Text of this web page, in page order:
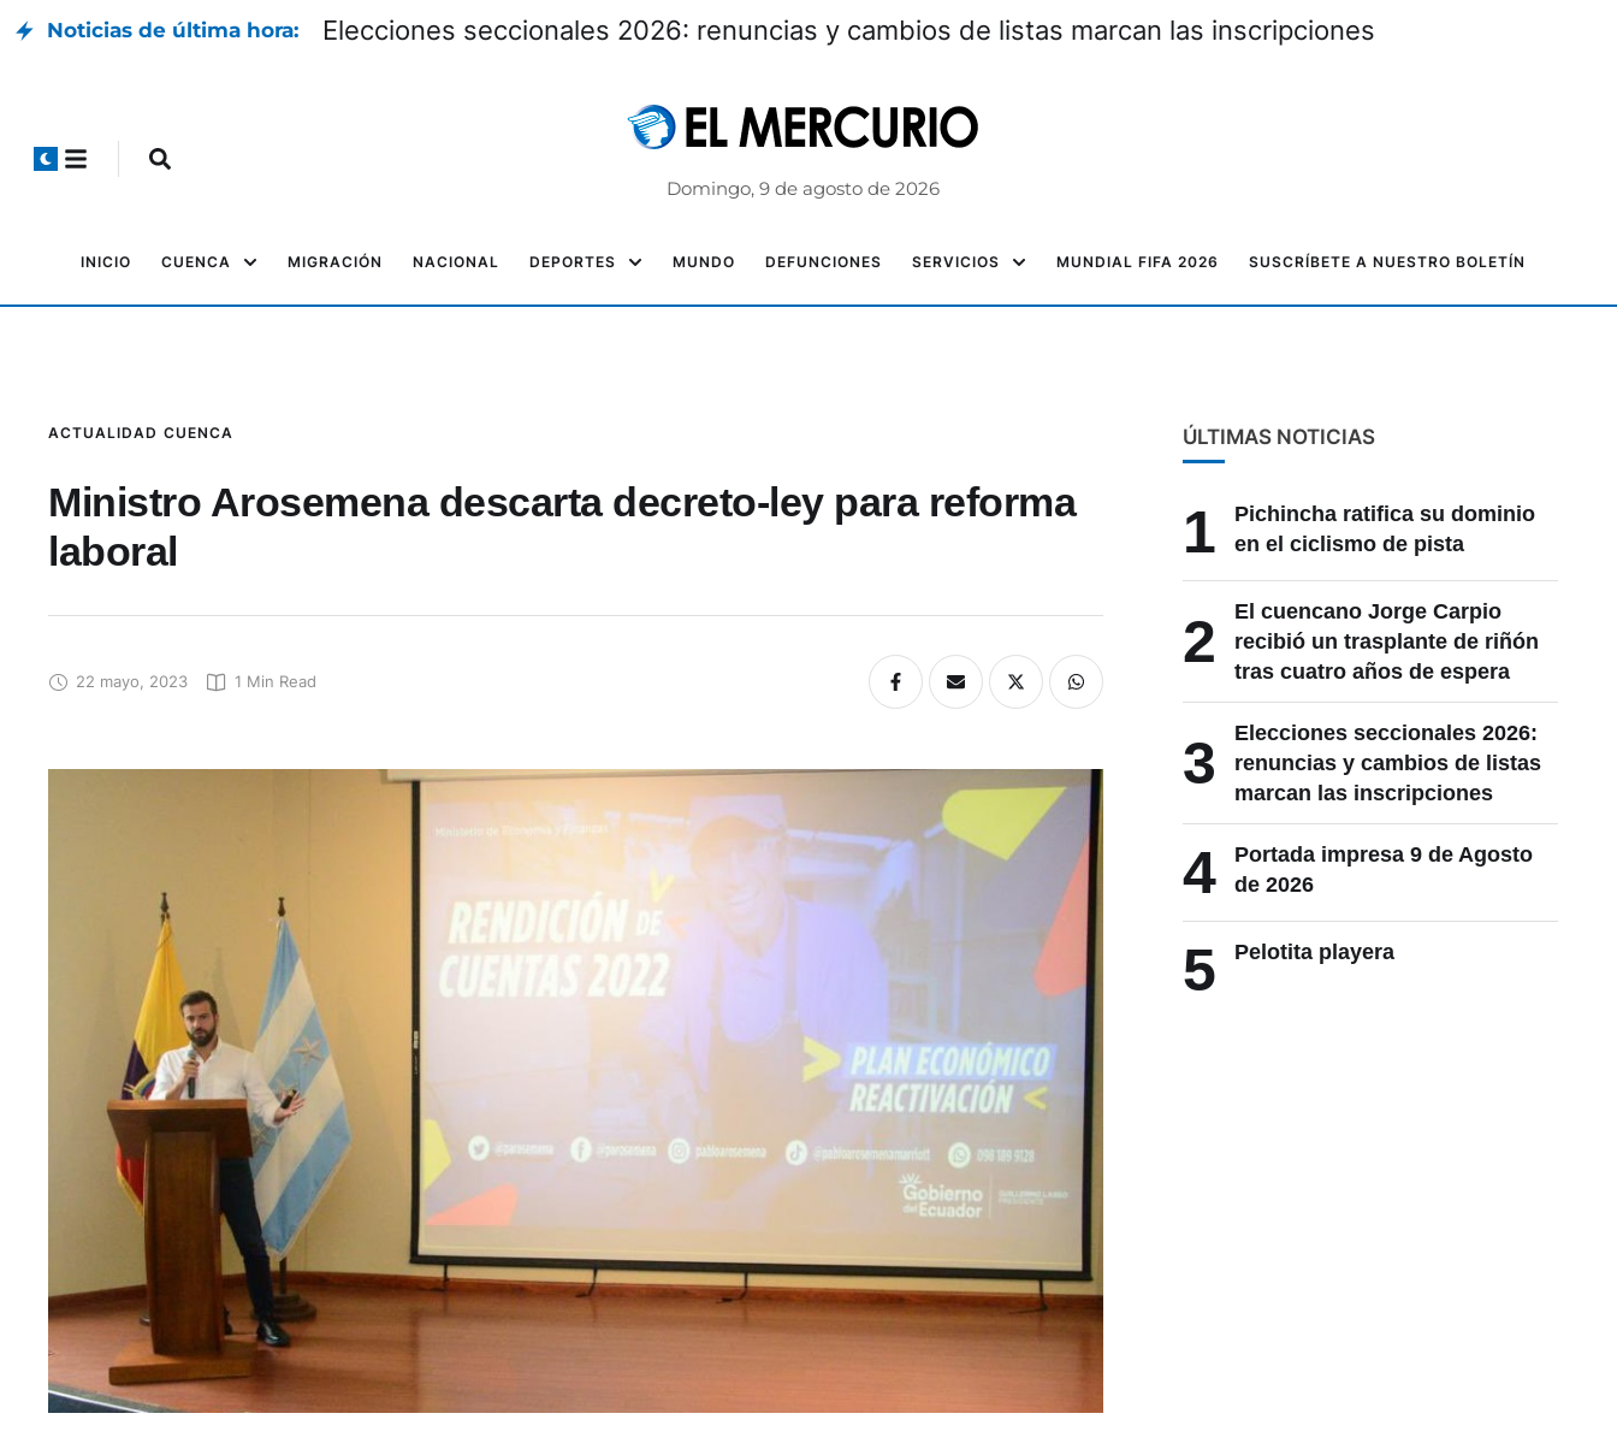
Noticias de última hora: Elecciones seccionales 2026: renuncias y cambios de listas marcan las inscripciones
Domingo, 9 de agosto de 2026
INICIO CUENCA MIGRACIÓN NACIONAL DEPORTES MUNDO DEFUNCIONES SERVICIOS MUNDIAL FIFA 2026 SUSCRÍBETE A NUESTRO BOLETÍN
ACTUALIDAD CUENCA
Ministro Arosemena descarta decreto-ley para reforma
laboral
22 mayo, 2023 1 Min Read
ÚLTIMAS NOTICIAS
1
Pichincha ratifica su dominio
en el ciclismo de pista
2
El cuencano Jorge Carpio
recibió un trasplante de riñón
tras cuatro años de espera
3
Elecciones seccionales 2026:
renuncias y cambios de listas
marcan las inscripciones
4
Portada impresa 9 de Agosto
de 2026
5 Pelotita playera